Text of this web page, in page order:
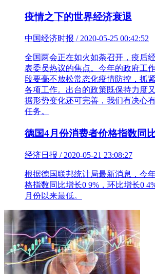
疫情之下的世界经济衰退
中国经济时报 / 2020-05-25 00:42:52
全国两会正在如火如荼召开，疫后
表委员热议的焦点。今年的政府工
段要毫不放松常态化疫情防控，抓
各项工作。出台的政策既保持力度
据形势变化还可完善，我们有决心
任务。
德国4月份消费者价格指数同
经济日报 / 2020-05-21 23:08:27
根据德国联邦统计局最新消息，今
格指数同比增长0 9%，环比增长0
月份以来最低。